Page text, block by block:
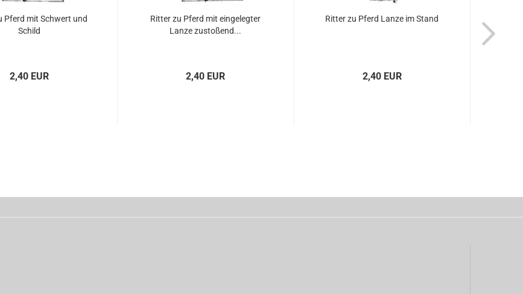
Pferd mit Schwert und
Schild
2,40 EUR
Ritter zu Pferd mit eingelegter
Lanze zustoßend...
2,40 EUR
Ritter zu Pferd Lanze im Stand
2,40 EUR